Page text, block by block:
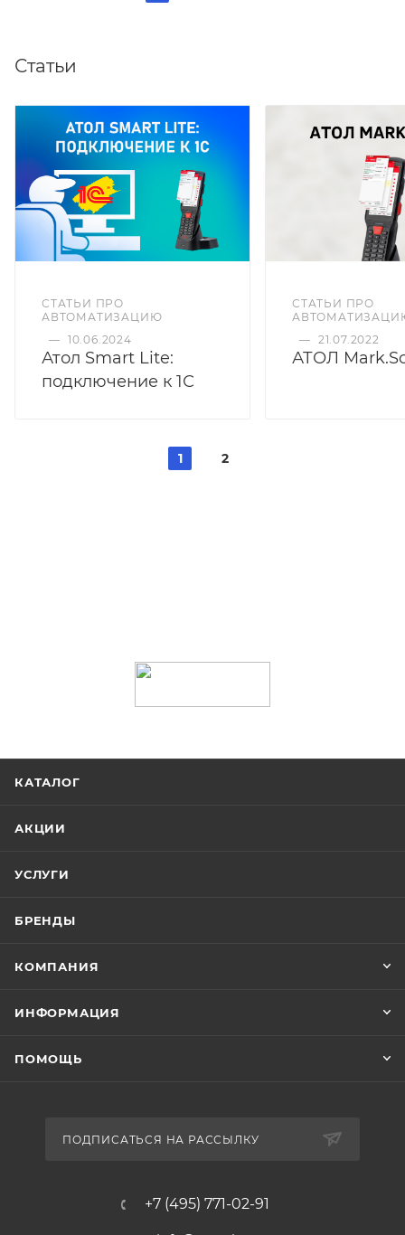
Статьи
СТАТЬИ ПРО
АВТОМАТИЗАЦИЮ
— 10.06.2024
Атол Smart Lite:
подключение к 1С
СТАТЬИ ПРО
— 21.07.2022
АТОЛ
1 2
КАТАЛОГ
АКЦИИ
УСЛУГИ
БРЕНДЫ
КОМПАНИЯ
ИНФОРМАЦИЯ
ПОМОЩЬ
ПОДПИСАТЬСЯ НА РАССЫЛКУ
+7 (495) 771-02-91